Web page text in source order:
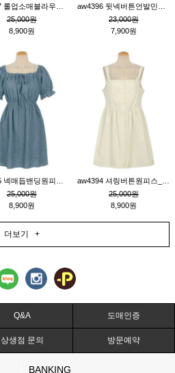
25,000원
8,900원
23,000원
7,900원
25,000원
8,900원
25,000원
8,900원
더보기 +
Q&A 도매인증
상생점 문의 방문예약
BANKING